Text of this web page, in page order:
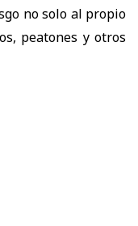
no solo al propio
peatones y otros